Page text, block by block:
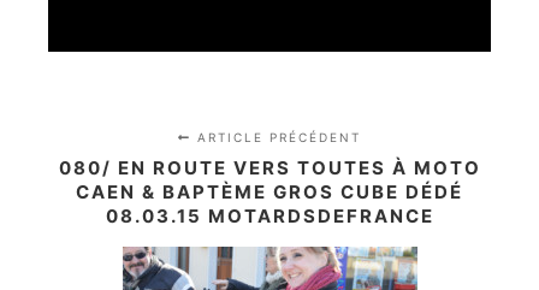
ARTICLE PRÉCÉDENT
080/ EN ROUTE VERS TOUTES À MOTO
CAEN & BAPTÈME GROS CUBE DÉDÉ
08.03.15 MOTARDSDEFRANCE